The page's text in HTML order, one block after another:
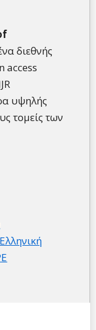
διεθνής
access
υψηλής
τομείς των